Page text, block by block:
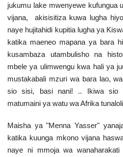
Wadhamini
Language
English Swahili español
French Arabic
jukumu lake mwenyewe kufungua
vijana, akisisitiza kuwa lugha
naye hujitahidi kupitia lugha ya
katika maeneo mapana ya bara
kusambaza utambulisho na
mbele ya ulimwengu kwa hali ya
mustakabali mzuri wa bara lao,
sio sisi, basi nani! .. Ikiwa sio
matumaini ya watu wa Afrika
Maisha ya "Menna Yasser"
katika kuunga mkono vijana
naye ni mmoja wa